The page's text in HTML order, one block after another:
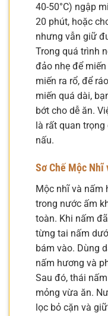
40-50°C) ngập
20 phút, hoặc
nhưng vẫn giữ
Trong quá trình
đảo nhẹ để
miến ra rổ, để
miến quá dài,
bớt cho dễ ăn.
là rất quan
nấu.
Sơ Chế Mộc Nhĩ
Mộc nhĩ và nấm
trong nước ấm
toàn. Khi nấm
từng tai nấm
bám vào. Dùng
nấm hương và
Sau đó, thái
mỏng vừa ăn.
lọc bỏ cặn và